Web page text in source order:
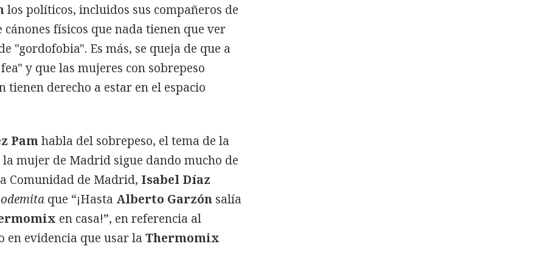
los políticos, incluidos sus compañeros de
cánones físicos que nada tienen que ver
"gordofobia". Es más, se queja de que a
y que las mujeres con sobrepeso
tienen derecho a estar en el espacio
Pamhabla del sobrepeso, el tema de la
mujer de Madrid sigue dando mucho de
Comunidad de Madrid, Isabel Díaz
que “¡Hasta Alberto Garzón salía
en casa!”, en referencia al
en evidencia que usar la Thermomix